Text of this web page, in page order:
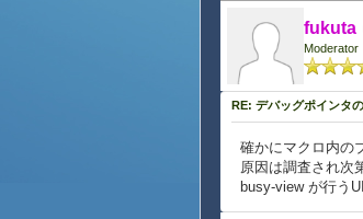
fukuta
Moderator
RE: デバッグポインタ
確かにマクロ内の
原因は調査され次
busy-view が行う